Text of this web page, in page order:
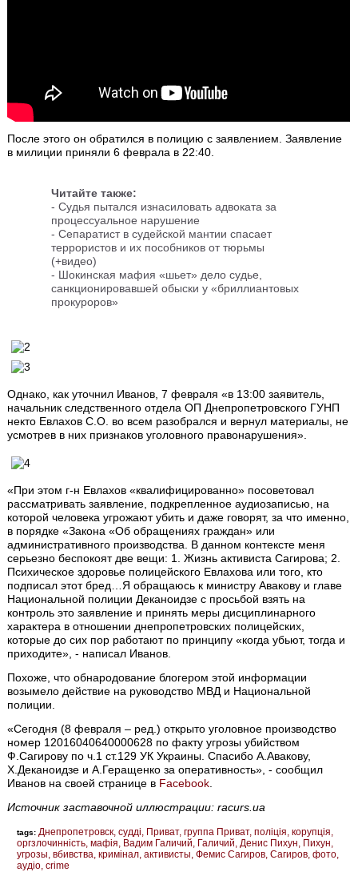
После этого он обратился в полицию с заявлением. Заявление
в милиции приняли 6 феврала в 22:40.
Читайте также:
- Судья пытался изнасиловать адвоката за
процессуальное нарушение
- Сепаратист в судейской мантии спасает
террористов и их пособников от тюрьмы
(+видео)
- Шокинская мафия «шьет» дело судье,
санкционировавшей обыски у «бриллиантовых
прокуроров»
Однако, как уточнил Иванов, 7 февраля «в 13:00 заявитель,
начальник следственного отдела ОП Днепропетровского ГУНП
некто Евлахов С.О. во всем разобрался и вернул материалы, не
усмотрев в них признаков уголовного правонарушения».
«При этом г-н Евлахов «квалифицированно» посоветовал
рассматривать заявление, подкрепленное аудиозаписью, на
которой человека угрожают убить и даже говорят, за что именно,
в порядке «Закона «Об обращениях граждан» или
административного производства. В данном контексте меня
серьезно беспокоят две вещи: 1. Жизнь активиста Сагирова; 2.
Психическое здоровье полицейского Евлахова или того, кто
подписал этот бред…Я обращаюсь к министру Авакову и главе
Национальной полиции Деканоидзе с просьбой взять на
контроль это заявление и принять меры дисциплинарного
характера в отношении днепропетровских полицейских,
которые до сих пор работают по принципу «когда убьют, тогда и
приходите», - написал Иванов.
Похоже, что обнародование блогером этой информации
возымело действие на руководство МВД и Национальной
полиции.
«Сегодня (8 февраля – ред.) открыто уголовное производство
номер 12016040640000628 по факту угрозы убийством
Ф.Сагирову по ч.1 ст.129 УК Украины. Спасибо А.Авакову,
Х.Деканоидзе и А.Геращенко за оперативность», - сообщил
Иванов на своей странице в Facebook
Источник заставочной иллюстрации: racurs.ua
tags: Днепропетровск судді Приват группа Приват поліція корупція
оргзлочинність мафія Вадим Галичий Галичий Денис Пихун
Пихун
угрозы вбивства кримінал активисты Фемис Сагиров Сагиров фото
аудіо crime